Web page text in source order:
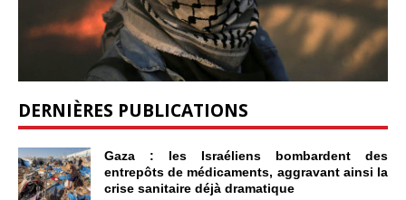
DERNIÈRES PUBLICATIONS
Gaza : les Israéliens bombardent des
entrepôts de médicaments, aggravant ainsi la
crise sanitaire déjà dramatique